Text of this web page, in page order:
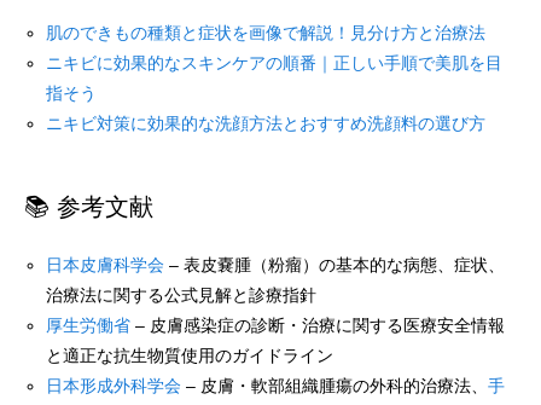
肌のできもの種類と症状を画像で解説！見分け方と治療法
ニキビに効果的なスキンケアの順番｜正しい手順で美肌を目
指そう
ニキビ対策に効果的な洗顔方法とおすすめ洗顔料の選び方
📚 参考文献
日本皮膚科学会 – 表皮嚢腫（粉瘤）の基本的な病態、症状、
治療法に関する公式見解と診療指針
厚生労働省 – 皮膚感染症の診断・治療に関する医療安全情報
と適正な抗生物質使用のガイドライン
日本形成外科学会 – 皮膚・軟部組織腫瘍の外科的治療法、手